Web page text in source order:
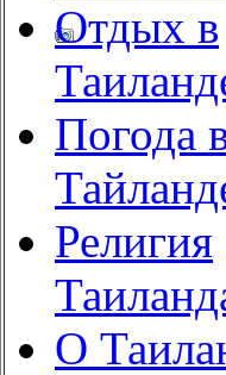
Отдых в
Погода
Религия
О